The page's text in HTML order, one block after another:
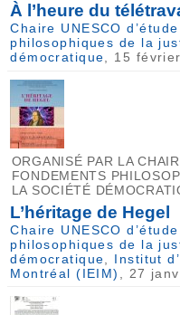
À l’heure du
Chaire UNESCO
philosophiques de la
démocratique, 15
ORGANISÉ PAR LA
FONDEMENTS
LA SOCIÉTÉ
L’héritage de Hegel
Chaire UNESCO
philosophiques de la
démocratique
Institut
Montréal (IEIM)
, 27